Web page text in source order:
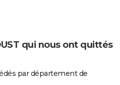
qui nous ont quittés
par département de